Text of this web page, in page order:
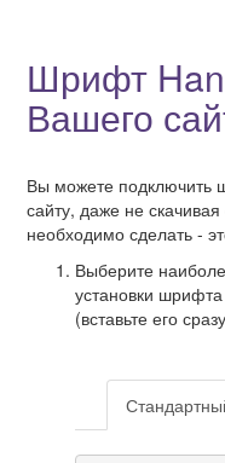
Шрифт
Вашего
Вы можете подключить
сайту, даже не
необходимо сделать -
Выберите
установки шрифта
(вставьте его